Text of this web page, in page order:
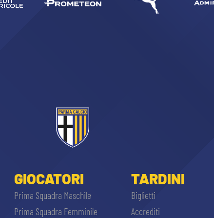
GIOCATORI
Prima Squadra Maschile
Prima Squadra Femminile
TARDINI
Biglietti
Accrediti